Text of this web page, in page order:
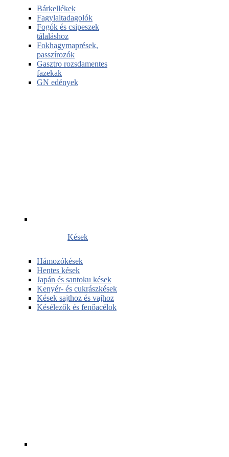
Bárkellékek
Fagylaltadagolók
Fogók és csipeszek
tálaláshoz
Fokhagymaprések,
passzírozók
Gasztro rozsdamentes
fazekak
GN edények
Kések
Hámozókések
Hentes kések
Japán és santoku kések
Kenyér- és cukrászkések
Kések sajthoz és vajhoz
Késélezők és fenőacélok